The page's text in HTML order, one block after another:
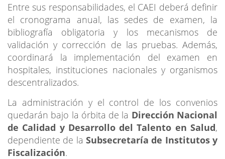
Entre sus responsabilidades, el CAEI deberá definir
el cronograma anual, las sedes de examen, la
bibliografía obligatoria y los mecanismos de
validación y corrección de las pruebas. Además,
coordinará la implementación del examen en
hospitales, instituciones nacionales y organismos
descentralizados.
La administración y el control de los convenios
quedarán bajo la órbita de la Dirección Nacional
de Calidad y Desarrollo del Talento en Salud,
dependiente de la Subsecretaría de Institutos y
Fiscalización.